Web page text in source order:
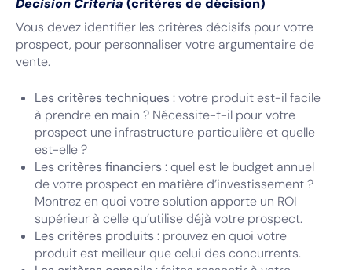
Decision Criteria (critères de décision)
Vous devez identifier les critères décisifs pour votre
prospect, pour personnaliser votre argumentaire de
vente.
Les critères techniques: votre produit est-il facile
à prendre en main ? Nécessite-t-il pour votre
prospect une infrastructure particulière et quelle
est-elle ?
Les critères financiers: quel est le budget annuel
de votre prospect en matière d’investissement ?
Montrez en quoi votre solution apporte un ROI
supérieur à celle qu’utilise déjà votre prospect.
Les critères produits: prouvez en quoi votre
produit est meilleur que celui des concurrents.